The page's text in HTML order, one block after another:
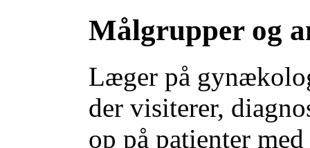
Målgrupper og
Læger på
der visiterer,
op på patienter